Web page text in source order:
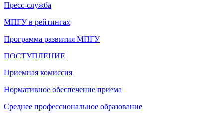
Пресс-служба
МПГУ в рейтингах
Программа развития МПГУ
ПОСТУПЛЕНИЕ
Приемная комиссия
Нормативное обеспечение приема
Среднее профессиональное образование